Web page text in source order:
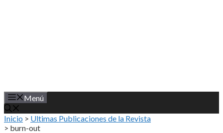
Menú
Inicio > Ultimas Publicaciones de la Revista
> burn-out